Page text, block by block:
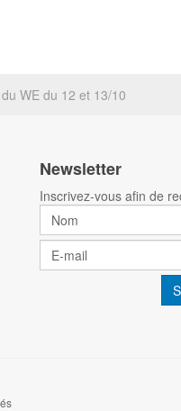
WE du 12 et 13/10
Newsletter
Inscrivez-vous afin de